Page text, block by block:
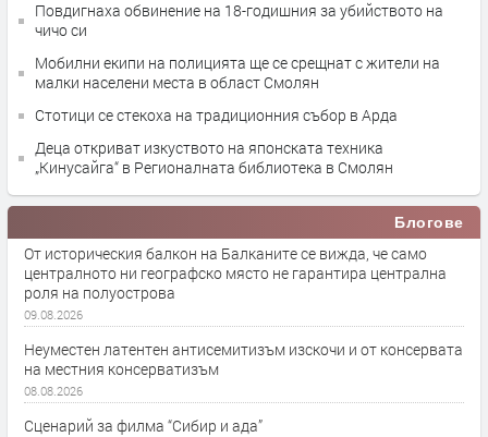
Повдигнаха обвинение на 18-годишния за убийството на
чичо си
Мобилни екипи на полицията ще се срещнат с жители на
малки населени места в област Смолян
Стотици се стекоха на традиционния събор в Арда
Деца откриват изкуството на японската техника
„Кинусайга“ в Регионалната библиотека в Смолян
Блогове
От историческия балкон на Балканите се вижда, че само
централното ни географско място не гарантира централна
роля на полуострова
09.08.2026
Неуместен латентен антисемитизъм изскочи и от консервата
на местния консерватизъм
08.08.2026
Сценарий за филма “Сибир и ада”